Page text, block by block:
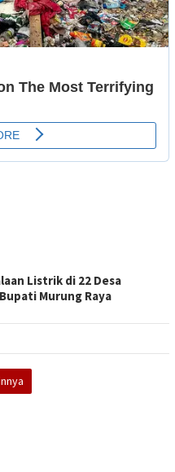
Listrik di 22 Desa
Murung Raya